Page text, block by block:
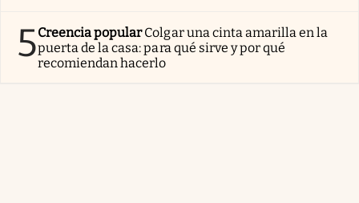
5Creencia popularColgar una cinta amarilla en la
puerta de la casa: para qué sirve y por qué
recomiendan hacerlo